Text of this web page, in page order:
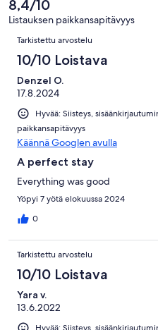
arvostelua
8,4/10
Listauksen paikkansapitävyys
Arvostelut
Tarkistettu arvostelu
10/10 Loistava
Denzel O.
17.8.2024
Hyvää: Siisteys,
paikkansapitävyys
Käännä Googlen avulla
A perfect stay
Everything was good
Yöpyi 7 yötä elokuussa 2024
0
Tarkistettu arvostelu
10/10 Loistava
Yara v.
13.6.2022